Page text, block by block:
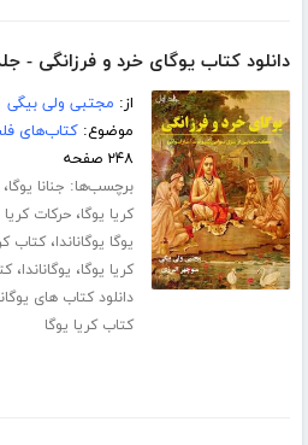
دانلود کتاب یوگای خرد و فرزانگی -
از: مجتبی ولی بیگی
موضوع:کتاب‌های
۲۴۸ صفحه
برچسب‌ها: جنانا یوگا،
کریا یوگا،حرکات کریا
یوگا یوگاناندا،کتاب
کریا یوگا، یوگاناندا،
دانلود کتاب های
کتاب کریا یوگا